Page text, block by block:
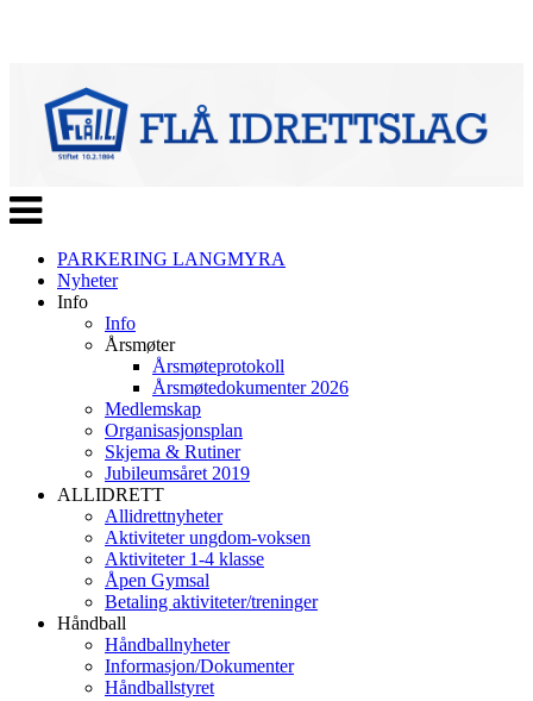
Veksle
navigasjon
PARKERING LANGMYRA
Nyheter
Info
Info
Årsmøter
Årsmøteprotokoll
Årsmøtedokumenter 2026
Medlemskap
Organisasjonsplan
Skjema & Rutiner
Jubileumsåret 2019
ALLIDRETT
Allidrettnyheter
Aktiviteter ungdom-voksen
Aktiviteter 1-4 klasse
Åpen Gymsal
Betaling aktiviteter/treninger
Håndball
Håndballnyheter
Informasjon/Dokumenter
Håndballstyret